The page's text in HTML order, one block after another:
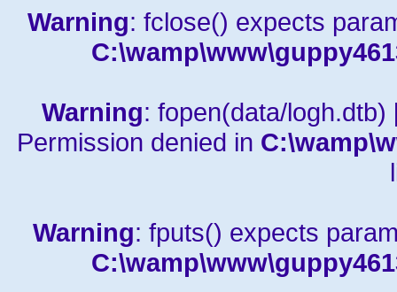
Warning: fclose() expects
Warning: fopen(data/logh.dtb)
Permission denied in
Warning: fputs() expects